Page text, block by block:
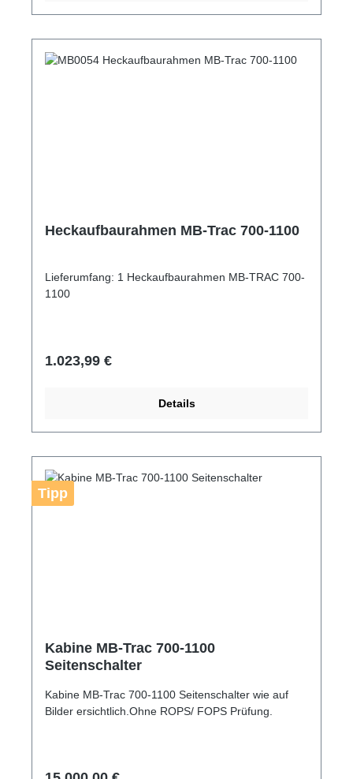
Heckaufbaurahmen MB-Trac 700-1100
Lieferumfang: 1 Heckaufbaurahmen MB-TRAC 700-
1100
Regulärer Preis:
1.023,99 €
Details
Tipp
Kabine MB-Trac 700-1100
Seitenschalter
Kabine MB-Trac 700-1100 Seitenschalter wie auf
Bilder ersichtlich.Ohne ROPS/ FOPS Prüfung.